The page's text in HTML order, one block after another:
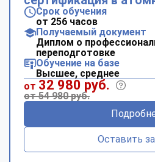
Срок обучения
от 256 часов
Получаемый документ
Диплом о
переподготовке
Обучение на базе
Высшее, среднее
от 32 980 руб.
от 54 980 руб.
Оставить